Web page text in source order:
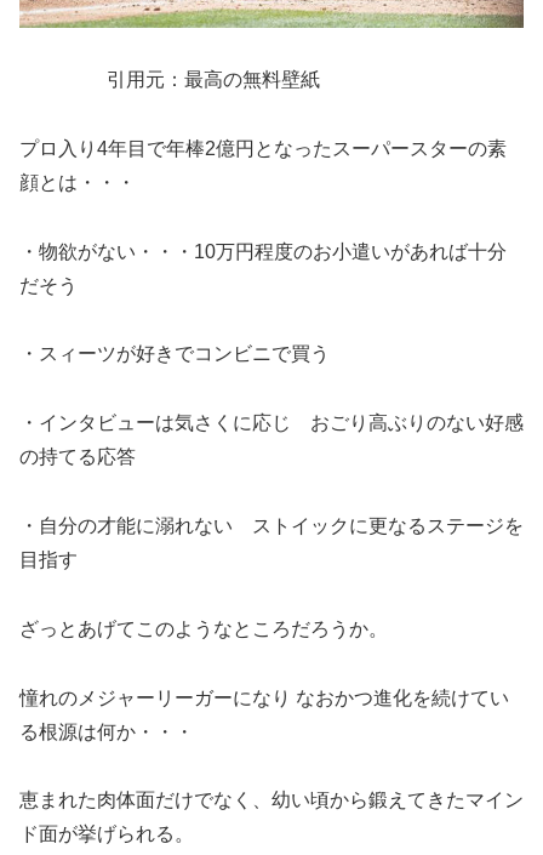
引用元：最高の無料壁紙
プロ入り4年目で年棒2億円となったスーパースターの素
顔とは・・・
・物欲がない・・・10万円程度のお小遣いがあれば十分
だそう
・スィーツが好きでコンビニで買う
・インタビューは気さくに応じ おごり高ぶりのない好感
の持てる応答
・自分の才能に溺れない ストイックに更なるステージを
目指す
ざっとあげてこのようなところだろうか。
憧れのメジャーリーガーになり なおかつ進化を続けてい
る根源は何か・・・
恵まれた肉体面だけでなく、幼い頃から鍛えてきたマイン
ド面が挙げられる。